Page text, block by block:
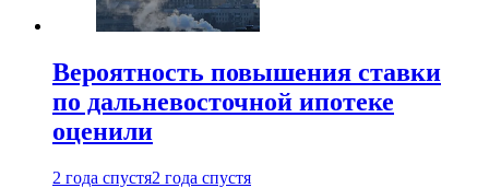
Вероятность повышения ставки
по дальневосточной ипотеке
оценили
2 года спустя2 года спустя